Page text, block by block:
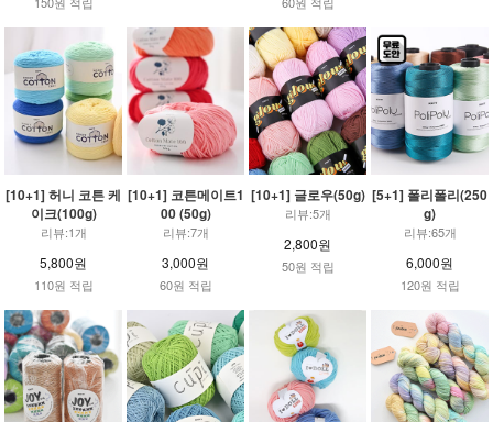
[10+1] 허니 코튼 케
이크(100g)
리뷰:1개
5,800원
110원 적립
[10+1] 코튼메이트1
00 (50g)
리뷰:7개
3,000원
60원 적립
[10+1] 글로우(50g)
리뷰:5개
2,800원
50원 적립
[5+1] 폴리폴리(250
g)
리뷰:65개
6,000원
120원 적립